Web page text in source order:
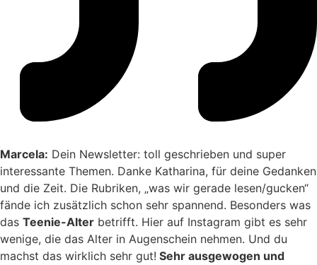
Marcela: Dein Newsletter: toll geschrieben und super
interessante Themen. Danke Katharina, für deine Gedanken
und die Zeit. Die Rubriken, „was wir gerade lesen/gucken“
fände ich zusätzlich schon sehr spannend. Besonders was
das Teenie-Alter betrifft. Hier auf Instagram gibt es sehr
wenige, die das Alter in Augenschein nehmen. Und du
machst das wirklich sehr gut! Sehr ausgewogen und